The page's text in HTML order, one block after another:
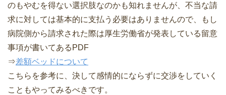
のもやむを得ない選択肢なのかも知れませんが、不当な請
求に対しては基本的に支払う必要はありませんので、もし
病院側から請求された際は厚生労働省が発表している留意
事項が書いてあるPDF
⇒差額ベッドについて
こちらを参考に、決して感情的にならずに交渉をしていく
こともやってみるべきです。